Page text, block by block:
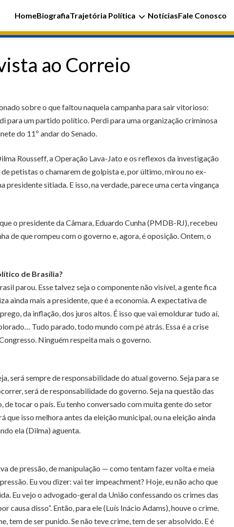
HomeBiografiaTrajetória Política NotíciasFale Conosco
ao Correio
sobre o que faltou naquela campanha para sair vitorioso:
para um partido político. Perdi para uma organização criminosa
do 11º andar do Senado.
Rousseff, a Operação Lava-Jato e os reflexos da investigação
petistas o chamarem de golpista e, por último, mirou no ex-
presidente sitiada. E isso, na verdade, parece uma certa vingança
o presidente da Câmara, Eduardo Cunha (PMDB-RJ), recebeu
de que rompeu com o governo e, agora, é oposição. Ontem, o
de Brasília?
parou. Esse talvez seja o componente não visível, a gente fica
ainda mais a presidente, que é a economia. A expectativa de
da inflação, dos juros altos. É isso que vai emoldurar tudo aí,
Tudo parado, todo mundo com pé atrás. Essa é a crise
Ninguém respeita mais o governo.
será sempre de responsabilidade do atual governo. Seja para se
será de responsabilidade do governo. Seja na questão das
de tocar o país. Eu tenho conversado com muita gente do setor
isso melhora antes da eleição municipal, ou na eleição ainda
ela (Dilma) aguenta.
de pressão, de manipulação — como tentam fazer volta e meia
Eu vou dizer: vai ter impeachment? Hoje, eu não acho que
Eu vejo o advogado-geral da União confessando os crimes das
causa disso”. Então, para ele (Luís Inácio Adams), houve o crime.
tem de ser punido. Se não teve crime, tem de ser absolvido. E é